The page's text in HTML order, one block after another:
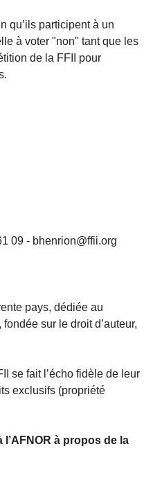
qu’ils participent à un
à voter "non" tant que les
de la FFII pour
09 - bhenrion@ffii.org
pays, dédiée au
sur le droit d’auteur,
se fait l’écho fidèle de leur
exclusifs (propriété
à propos de la